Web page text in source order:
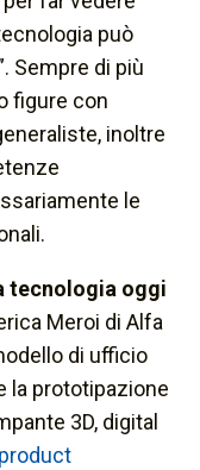
può
. Sempre di più
figure con
inoltre
le
tecnologia oggi
Meroi di Alfa
di ufficio
la prototipazione
3D, digital
product